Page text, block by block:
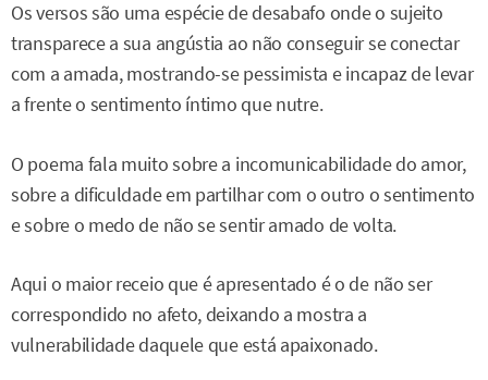
Os versos são uma espécie de desabafo onde o sujeito
transparece a sua angústia ao não conseguir se conectar
com a amada, mostrando-se pessimista e incapaz de levar
a frente o sentimento íntimo que nutre.
O poema fala muito sobre a incomunicabilidade do amor,
sobre a dificuldade em partilhar com o outro o sentimento
e sobre o medo de não se sentir amado de volta.
Aqui o maior receio que é apresentado é o de não ser
correspondido no afeto, deixando a mostra a
vulnerabilidade daquele que está apaixonado.